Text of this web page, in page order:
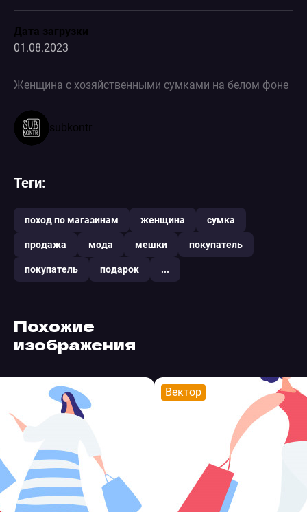
Дата загрузки
01.08.2023
Женщина с хозяйственными сумками на белом фоне
subkontr
Теги:
поход по магазинам женщина сумка
продажа мода мешки покупатель
покупатель подарок ...
Похожие
изображения
Вектор